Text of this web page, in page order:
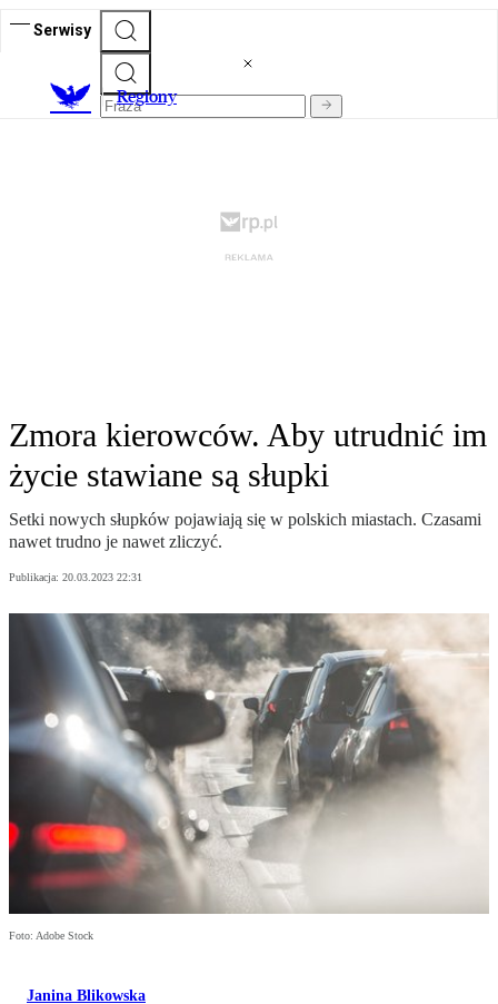
Serwisy
Regiony
Zmora kierowców. Aby utrudnić im
życie stawiane są słupki
Setki nowych słupków pojawiają się w polskich miastach. Czasami
nawet trudno je nawet zliczyć.
Publikacja: 20.03.2023 22:31
Foto: Adobe Stock
Janina Blikowska